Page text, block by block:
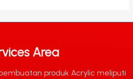
Area
produk Acrylic meliputi